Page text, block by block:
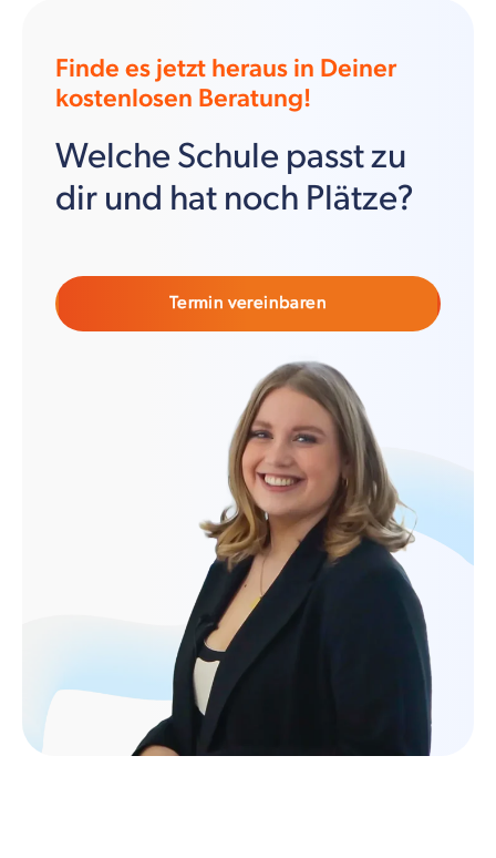
Finde es jetzt heraus in Deiner
kostenlosen Beratung!
Welche Schule passt zu
dir und hat noch Plätze?
Termin vereinbaren